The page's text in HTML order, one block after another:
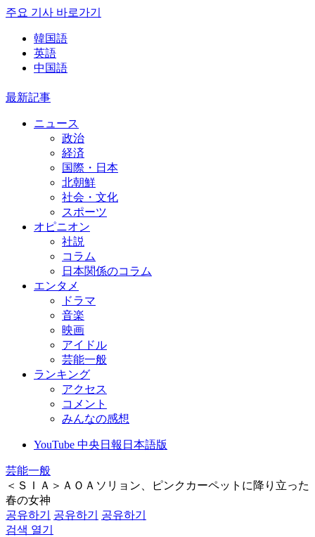
주요 기사 바로가기
韓国語
英語
中国語
最新記事
ニュース
政治
経済
国際・日本
北朝鮮
社会・文化
スポーツ
オピニオン
社説
コラム
日本関係のコラム
エンタメ
ドラマ
音楽
映画
アイドル
芸能一般
ランキング
アクセス
コメント
みんなの感想
YouTube 中央日報日本語版
芸能一般
＜ＳＩＡ＞ＡＯＡソリョン、ピンクカーペットに降り立った
春の女神
공유하기
공유하기
공유하기
검색 열기